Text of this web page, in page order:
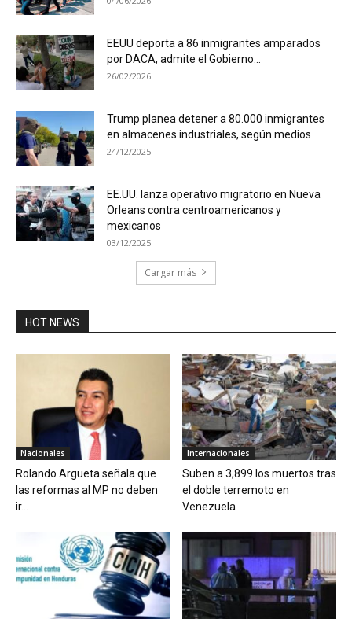
EEUU deporta a 86 inmigrantes amparados
por DACA, admite el Gobierno...
26/02/2026
Trump planea detener a 80.000 inmigrantes
en almacenes industriales, según medios
24/12/2025
EE.UU. lanza operativo migratorio en Nueva
Orleans contra centroamericanos y
mexicanos
03/12/2025
Cargar más
HOT NEWS
Nacionales
Rolando Argueta señala que
las reformas al MP no deben
ir...
Internacionales
Suben a 3,899 los muertos tras
el doble terremoto en
Venezuela